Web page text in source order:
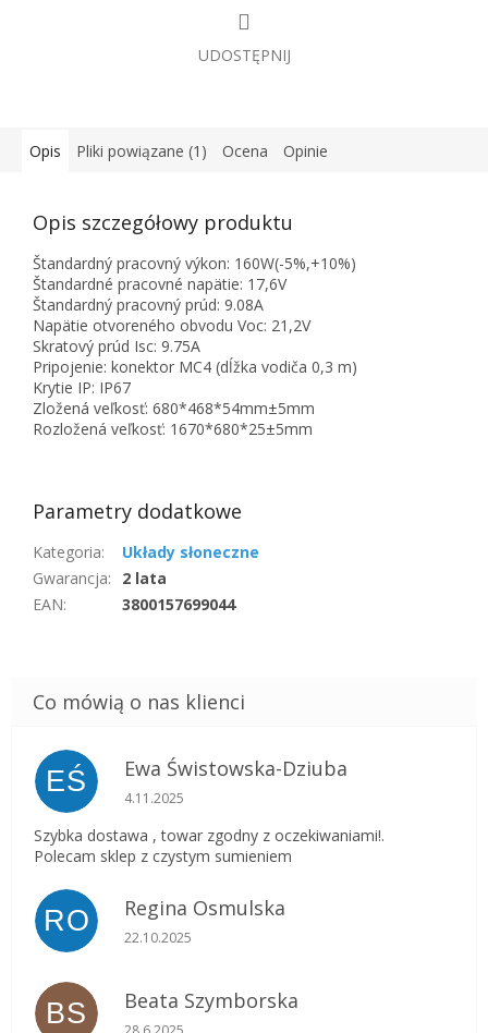
UDOSTĘPNIJ
Opis Pliki powiązane (1) Ocena Opinie
Opis szczegółowy produktu
Štandardný pracovný výkon: 160W(-5%,+10%)
Štandardné pracovné napätie: 17,6V
Štandardný pracovný prúd: 9.08A
Napätie otvoreného obvodu Voc: 21,2V
Skratový prúd Isc: 9.75A
Pripojenie: konektor MC4 (dĺžka vodiča 0,3 m)
Krytie IP: IP67
Zložená veľkosť: 680*468*54mm±5mm
Rozložená veľkosť: 1670*680*25±5mm
Parametry dodatkowe
Kategoria:
Układy słoneczne
Gwarancja:
2 lata
EAN: 3800157699044
EŚ Ewa Świstowska-Dziuba
Ocena sklepu to 5 na 5 gwiazdek.
4.11.2025
Szybka dostawa , towar zgodny z oczekiwaniami!.
Polecam sklep z czystym sumieniem
RO Regina Osmulska
Ocena sklepu to 5 na 5 gwiazdek.
22.10.2025
BS Beata Szymborska
Ocena sklepu to 5 na 5 gwiazdek.